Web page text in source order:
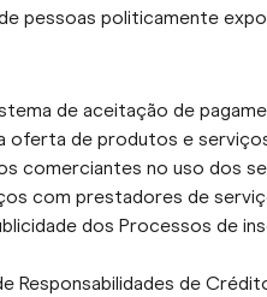
pessoas politicamente
de aceitação de
oferta de produtos e
comerciantes no uso dos
com prestadores de
dos Processos de
de